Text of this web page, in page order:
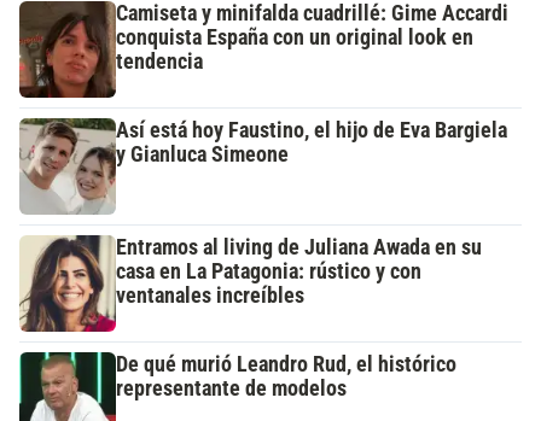
Camiseta y minifalda cuadrillé: Gime Accardi
conquista España con un original look en
tendencia
Así está hoy Faustino, el hijo de Eva Bargiela
y Gianluca Simeone
Entramos al living de Juliana Awada en su
casa en La Patagonia: rústico y con
ventanales increíbles
De qué murió Leandro Rud, el histórico
representante de modelos